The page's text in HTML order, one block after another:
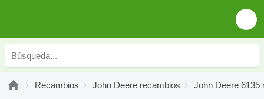
Recambios John Deere recambios John Deere 6135